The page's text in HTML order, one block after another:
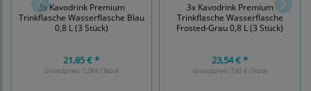
3x Kavodrink Premium
Trinkflasche Wasserflasche Blau
0,8 L (3 Stück)
21,85 € *
Grundpreis: 7,28 € / Stück
3x Kavodrink Premium
Trinkflasche Wasserflasche
Frosted-Grau 0,8 L (3 Stück)
23,54 € *
Grundpreis: 7,85 € / Stück